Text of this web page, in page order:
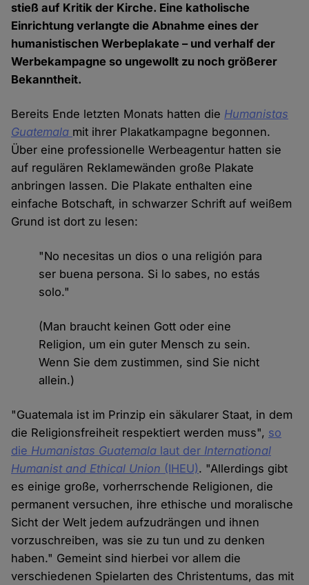
stieß auf Kritik der Kirche. Eine katholische
Einrichtung verlangte die Abnahme eines der
humanistischen Werbeplakate – und verhalf der
Werbekampagne so ungewollt zu noch größerer
Bekanntheit.
Bereits Ende letzten Monats hatten die Humanistas
Guatemala mit ihrer Plakatkampagne begonnen.
Über eine professionelle Werbeagentur hatten sie
auf regulären Reklamewänden große Plakate
anbringen lassen. Die Plakate enthalten eine
einfache Botschaft, in schwarzer Schrift auf weißem
Grund ist dort zu lesen:
"No necesitas un dios o una religión para
ser buena persona. Si lo sabes, no estás
solo."
(Man braucht keinen Gott oder eine
Religion, um ein guter Mensch zu sein.
Wenn Sie dem zustimmen, sind Sie nicht
allein.)
"Guatemala ist im Prinzip ein säkularer Staat, in dem
die Religionsfreiheit respektiert werden muss", so
die Humanistas Guatemala laut der International
Humanist and Ethical Union (IHEU). "Allerdings gibt
es einige große, vorherrschende Religionen, die
permanent versuchen, ihre ethische und moralische
Sicht der Welt jedem aufzudrängen und ihnen
vorzuschreiben, was sie zu tun und zu denken
haben." Gemeint sind hierbei vor allem die
verschiedenen Spielarten des Christentums, das mit